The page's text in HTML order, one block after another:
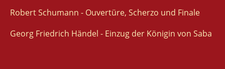
Robert Schumann - Ouvertüre, Scherzo und Finale
Georg Friedrich Händel - Einzug der Königin von Saba